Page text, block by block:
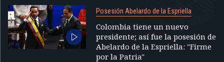
Posesión Abelardo de la Espriella
Colombia tiene un nuevo
presidente; así fue la posesión de
Abelardo de la Espriella: "Firme
por la Patria"